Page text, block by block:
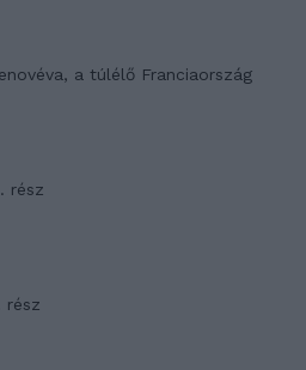
a túlélő Franciaország
rész
rész